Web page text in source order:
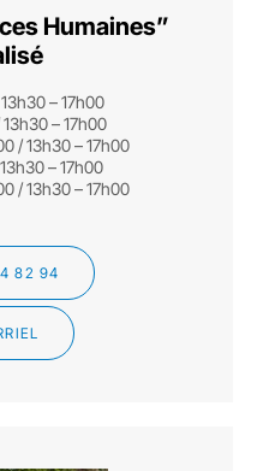
Humaines”
– 17h00
– 17h00
/ 13h30 – 17h00
– 17h00
/ 13h30 – 17h00
82 94